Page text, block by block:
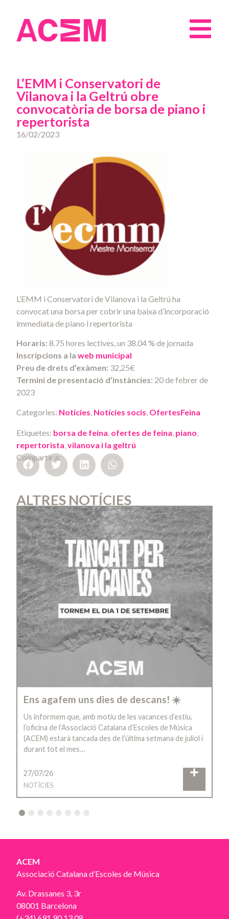
L’EMM i Conservatori de
Vilanova i la Geltrú obre
convocatòria de borsa de piano i
repertorista
16/02/2023
L’EMM i Conservatori de Vilanova i la Geltrú ha
convocat una borsa per cobrir una baixa d’incorporació
immediata de piano i repertorista
Horaris: 8.75 hores lectives, un 38.04 % de jornada
Inscripcions a la web municipal
Preu de drets d’exàmen: 32,25€
Termini de presentació d’instàncies: 20 de febrer de
2023
Categories: Notícies Notícies socis OfertesFeina
Etiquetes: borsa de feina ofertes de feina piano
repertorista vilanova i la geltrú
Compartir a:
ALTRES NOTÍCIES
Ens agafem uns dies de descans! ☀️
Us informem que, amb motiu de les vacances d’estiu,
l’oficina de l’Associació Catalana d’Escoles de Música
(ACEM) estarà tancada des de l’última setmana de juliol i
durant tot el mes…
27/07/26
NOTÍCIES
4 5 6 7 8
ACEM
Associació Catalana d’Escoles de Música
Av. Drassanes 3, 3r
08001 Barcelona